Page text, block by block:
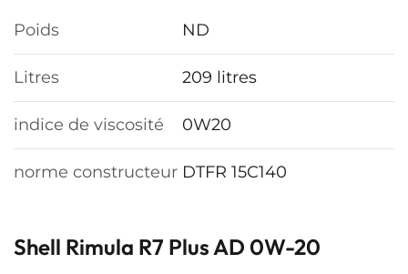
Poids ND
Litres 209 litres
indice de viscosité 0W20
norme constructeur DTFR 15C140
Shell Rimula R7 Plus AD 0W-20